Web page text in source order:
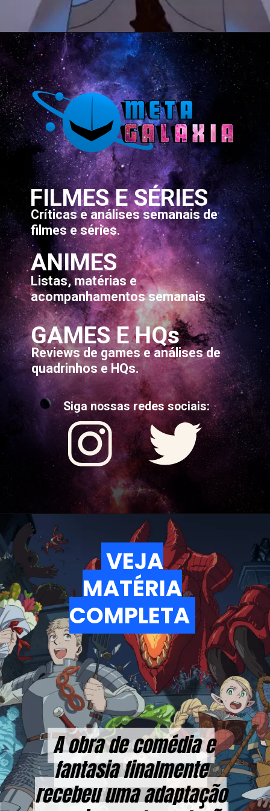
Opening https://metagalaxia.com.br/anime-e-manga/quando-e-onde-assistir-ao-episodio-20-de-dungeon-meshi-delicious-in-dungeon/
FILMES E SÉRIES
Críticas e análises semanais de
filmes e séries.
ANIMES
Listas, matérias e
acompanhamentos semanais
GAMES E HQs
Reviews de games e análises de
quadrinhos e HQs.
Siga nossas redes sociais:
A obra de comédia e
fantasia finalmente
recebeu uma adaptação
A obra de comédia e
fantasia finalmente
recebeu uma adaptação
VEJA
MATÉRIA
COMPLETA
VEJA
MATÉRIA
COMPLETA